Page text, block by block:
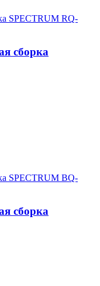
сборка
сборка